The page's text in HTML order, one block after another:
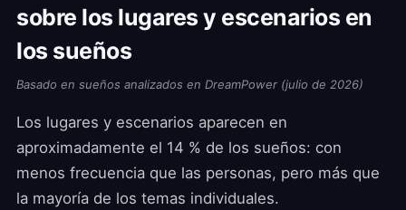
sobre los lugares y escenarios en
los sueños
Basado en sueños analizados en DreamPower (julio de 2026)
Los lugares y escenarios aparecen en
aproximadamente el 14 % de los sueños: con
menos frecuencia que las personas, pero más que
la mayoría de los temas individuales.